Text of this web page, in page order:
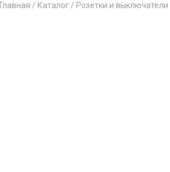
Главная / Каталог / Розетки и выключатели